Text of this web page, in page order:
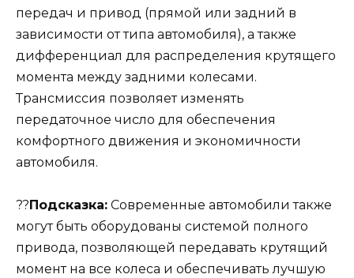
передач и привод (прямой или задний в
зависимости от типа автомобиля), а также
дифференциал для распределения крутящего
момента между задними колесами.
Трансмиссия позволяет изменять
передаточное число для обеспечения
комфортного движения и экономичности
автомобиля.
?? Подсказка: Современные автомобили также
могут быть оборудованы системой полного
привода, позволяющей передавать крутящий
момент на все колеса и обеспечивать лучшую